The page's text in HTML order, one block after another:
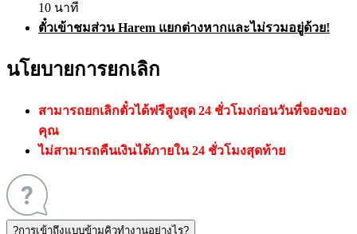
10 นาที
ตั๋วเข้าชมส่วน Harem แยกต่างหากและไม่รวมอยู่ด้วย!
นโยบายการยกเลิก
สามารถยกเลิกตั๋วได้ฟรีสูงสุด 24 ชั่วโมงก่อนวันที่จองของ
คุณ
ไม่สามารถคืนเงินได้ภายใน 24 ชั่วโมงสุดท้าย
?การเข้าถึงแบบข้ามคิวทำงานอย่างไร?